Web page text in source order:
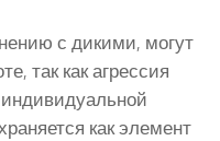
с дикими, могут
так как агрессия
как элемент